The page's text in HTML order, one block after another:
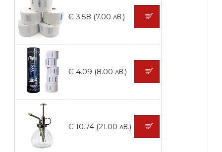
Четка за боядисване
броя
€ 3.58 (7.00 лв.)
€ 4.09 (8.00 лв.)
€ 10.74 (21.00 лв.)